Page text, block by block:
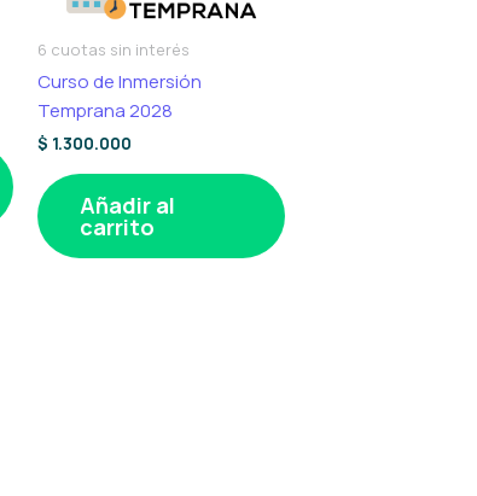
6 cuotas sin interés
Curso de Inmersión
Temprana 2028
$ 1.300.000
Añadir al
carrito